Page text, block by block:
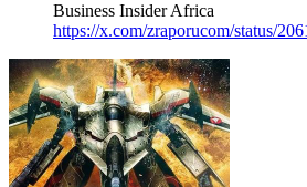
Business Insider Africa
https://x.com/zraporucom/status/